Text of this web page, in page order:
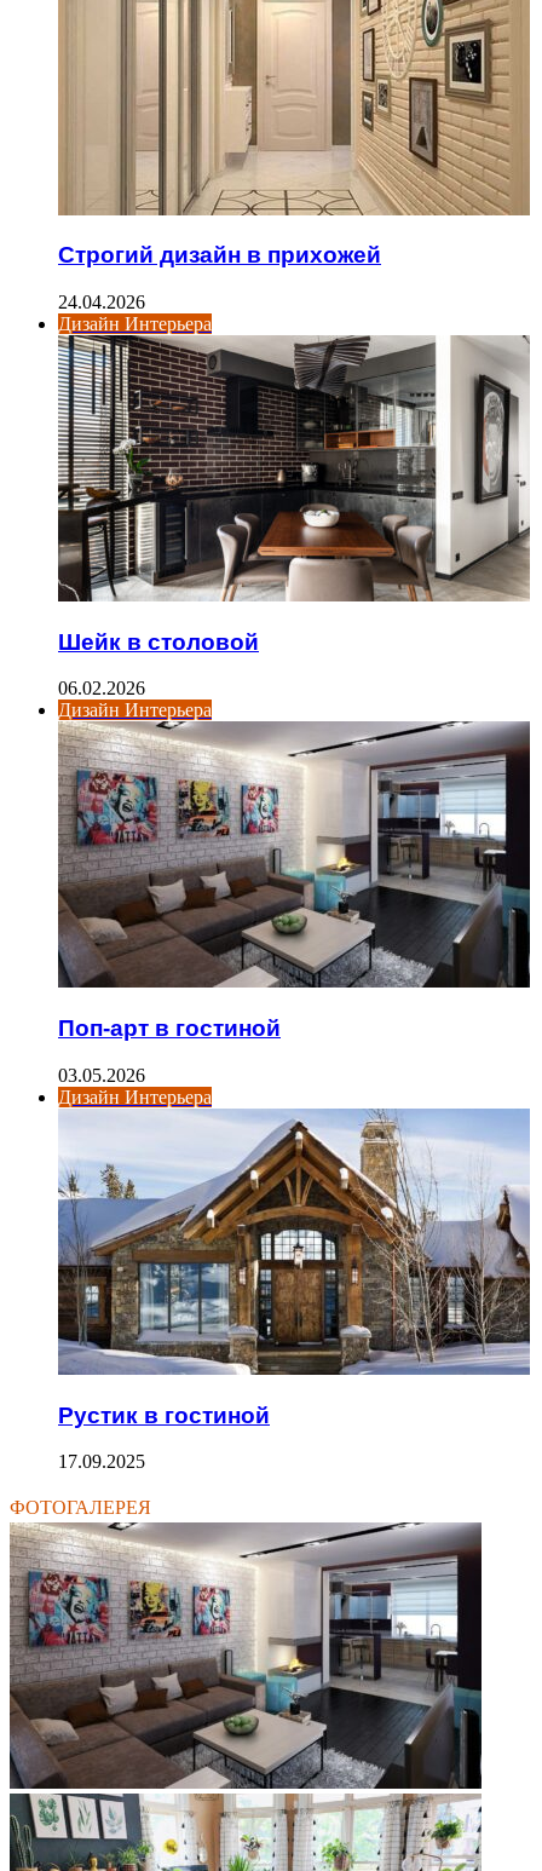
Строгий дизайн в прихожей
24.04.2026
Дизайн Интерьера
Шейк в столовой
06.02.2026
Дизайн Интерьера
Поп-арт в гостиной
03.05.2026
Дизайн Интерьера
Рустик в гостиной
17.09.2025
ФОТОГАЛЕРЕЯ